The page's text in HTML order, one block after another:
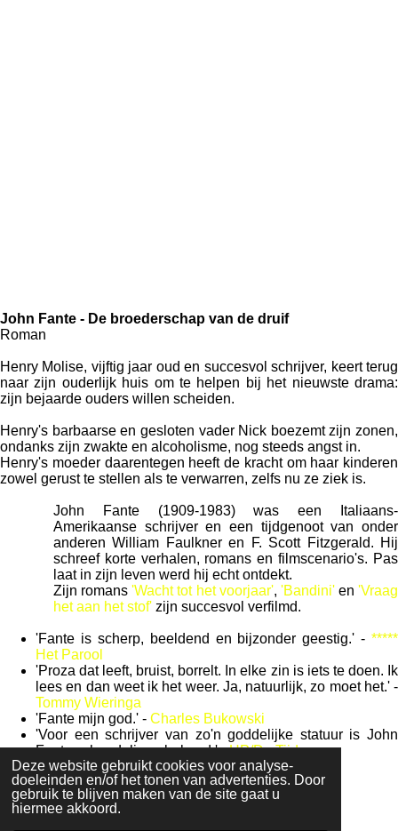
Deze website gebruikt cookies voor analyse-
doeleinden en/of het tonen van advertenties. Door
gebruik te blijven maken van de site gaat u
hiermee akkoord.
John Fante - De broederschap van de druif
Roman
Henry Molise, vijftig jaar oud en succesvol schrijver, keert terug
naar zijn ouderlijk huis om te helpen bij het nieuwste drama:
zijn bejaarde ouders willen scheiden.
Henry's barbaarse en gesloten vader Nick boezemt zijn zonen,
ondanks zijn zwakte en alcoholisme, nog steeds angst in.
Henry's moeder daarentegen heeft de kracht om haar kinderen
zowel gerust te stellen als te verwarren, zelfs nu ze ziek is.
John Fante (1909-1983) was een Italiaans-
Amerikaanse schrijver en een tijdgenoot van onder
anderen William Faulkner en F. Scott Fitzgerald. Hij
schreef korte verhalen, romans en filmscenario's. Pas
laat in zijn leven werd hij echt ontdekt.
Zijn romans'Wacht tot het voorjaar', 'Bandini'en 'Vraag
het aan het stof' zijn succesvol verfilmd.
'Fante is scherp, beeldend en bijzonder geestig.' - *****
Het Parool
'Proza dat leeft, bruist, borrelt. In elke zin is iets te doen. Ik
lees en dan weet ik het weer. Ja, natuurlijk, zo moet het.' -
Tommy Wieringa
'Fante mijn god.' - Charles Bukowski
'Voor een schrijver van zo'n goddelijke statuur is John
Fante schandalig onbekend.' -HP/De Tijd
© 2020 - 2026Boekbeschrijving
Powered byJouwWeb